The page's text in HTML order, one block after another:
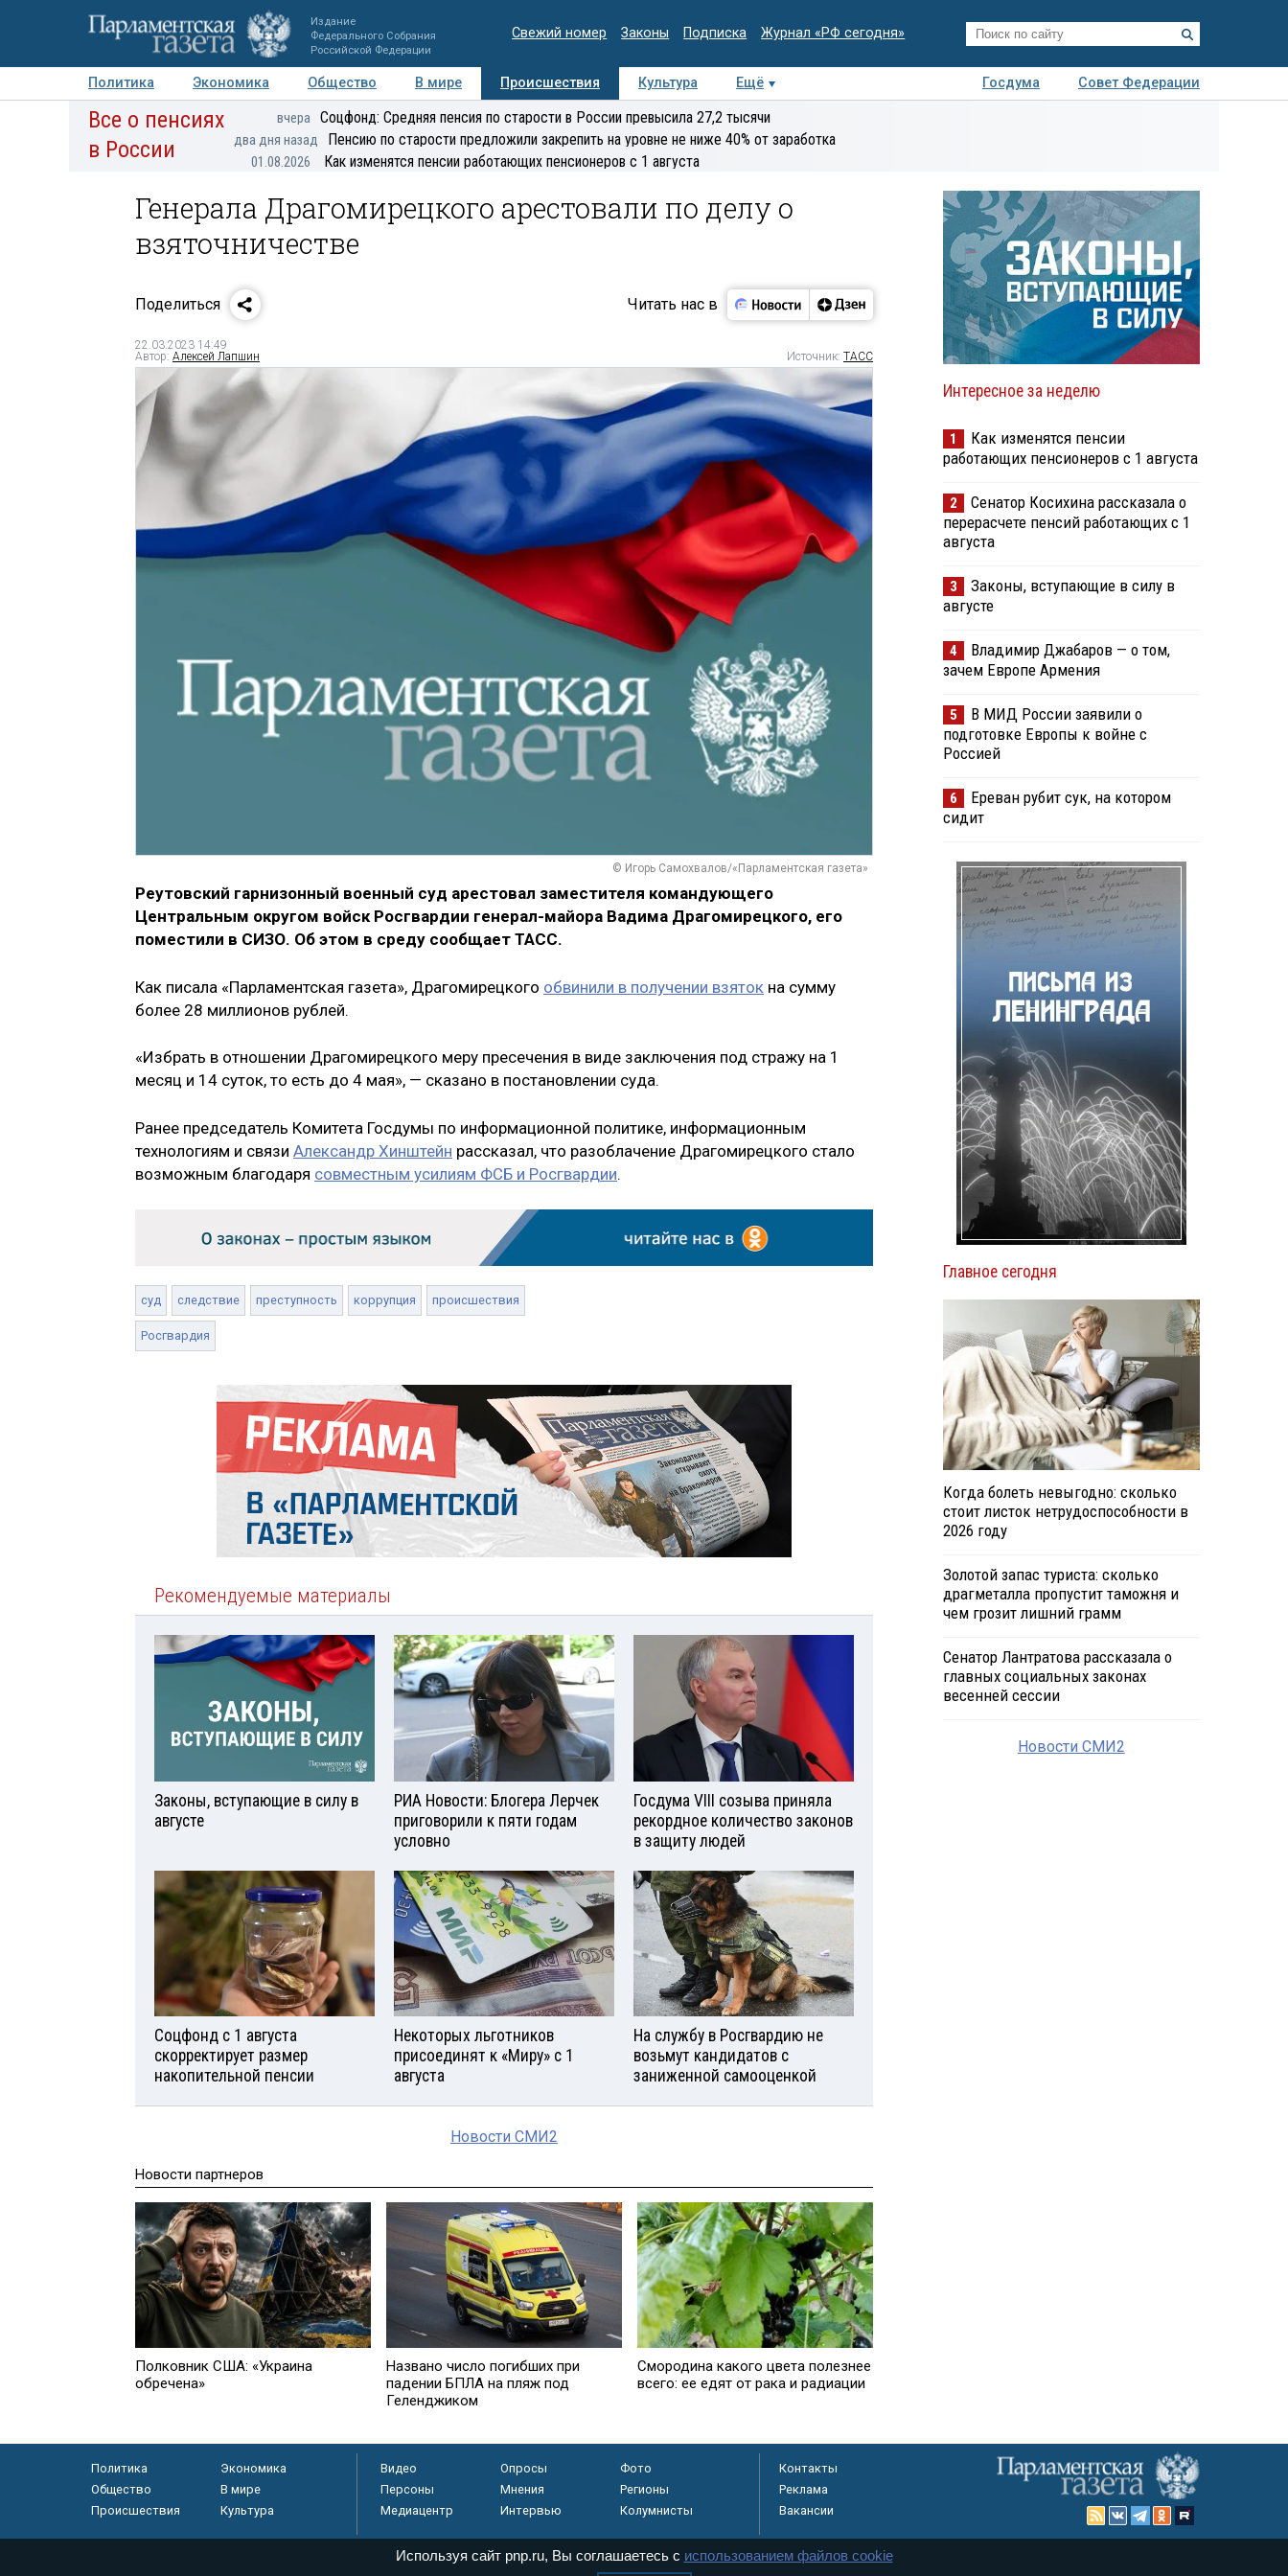
Издание
Федерального Собрания
Российской Федерации
Свежий номер Законы Подписка Журнал «РФ сегодня»
Политика Экономика Общество В мире Происшествия Культура Ещё Госдума
Совет Федерации
Авторы Персоны Мнения Регионы Медиацентр Интервью Колумнисты
экспертиза
Все о пенсиях
в России
вчера Соцфонд: Средняя пенсия по старости в России превысила 27,2 тысячи
два дня назад Пенсию по старости предложили закрепить на уровне не ниже 40% от заработка
01.08.2026 Как изменятся пенсии работающих пенсионеров с 1 августа
Генерала Драгомирецкого арестовали по делу о
взяточничестве
Поделиться Читать нас в
22.03.2023 14:49
Автор: Алексей Лапшин Источник: ТАСС
© Игорь Самохвалов/«Парламентская газета»
Реутовский гарнизонный военный суд арестовал заместителя командующего
Центральным округом войск Росгвардии генерал-майора Вадима Драгомирецкого, его
поместили в СИЗО. Об этом в среду сообщает ТАСС.
Как писала «Парламентская газета», Драгомирецкого обвинили в получении взяток на сумму
более 28 миллионов рублей.
«Избрать в отношении Драгомирецкого меру пресечения в виде заключения под стражу на 1
месяц и 14 суток, то есть до 4 мая», — сказано в постановлении суда.
Ранее председатель Комитета Госдумы по информационной политике, информационным
технологиям и связи Александр Хинштейн рассказал, что разоблачение Драгомирецкого стало
возможным благодаря совместным усилиям ФСБ и Росгвардии.
суд следствие преступность коррупция происшествия
Росгвардия
Рекомендуемые материалы
Законы, вступающие в силу в
августе
РИА Новости: Блогера Лерчек
приговорили к пяти годам
условно
Госдума VIII созыва приняла
рекордное количество законов
в защиту людей
Соцфонд с 1 августа
скорректирует размер
накопительной пенсии
Некоторых льготников
присоединят к «Миру» с 1
августа
На службу в Росгвардию не
возьмут кандидатов с
заниженной самооценкой
Новости СМИ2
Новости партнеров
Полковник США: «Украина
обречена»
Названо число погибших при
падении БПЛА на пляж под
Геленджиком
Смородина какого цвета полезнее
всего: ее едят от рака и радиации
Интересное за неделю
1
Как изменятся пенсии
работающих пенсионеров с 1 августа
2
Сенатор Косихина рассказала о
перерасчете пенсий работающих с 1
августа
3
Законы, вступающие в силу в
августе
4
Владимир Джабаров — о том,
зачем Европе Армения
5
В МИД России заявили о
подготовке Европы к войне с
Россией
6
Ереван рубит сук, на котором
сидит
Главное сегодня
Когда болеть невыгодно: сколько
стоит листок нетрудоспособности в
2026 году
Золотой запас туриста: сколько
драгметалла пропустит таможня и
чем грозит лишний грамм
Сенатор Лантратова рассказала о
главных социальных законах
весенней сессии
Новости СМИ2
Политика
Экономика
Общество
В мире
Происшествия
Культура
Видео Опросы
Фото
Персоны
Мнения
Регионы
Медиацентр
Интервью Колумнисты
Контакты
Реклама
Вакансии
Используя сайт pnp.ru, Вы соглашаетесь с использованием файлов cookie